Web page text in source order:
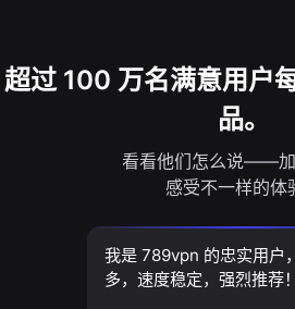
超过 100 万名满意用户
品。
看看他们怎么说——加
感受不一样的体
我是 789vpn 的忠实用户
多，速度稳定，强烈推荐！